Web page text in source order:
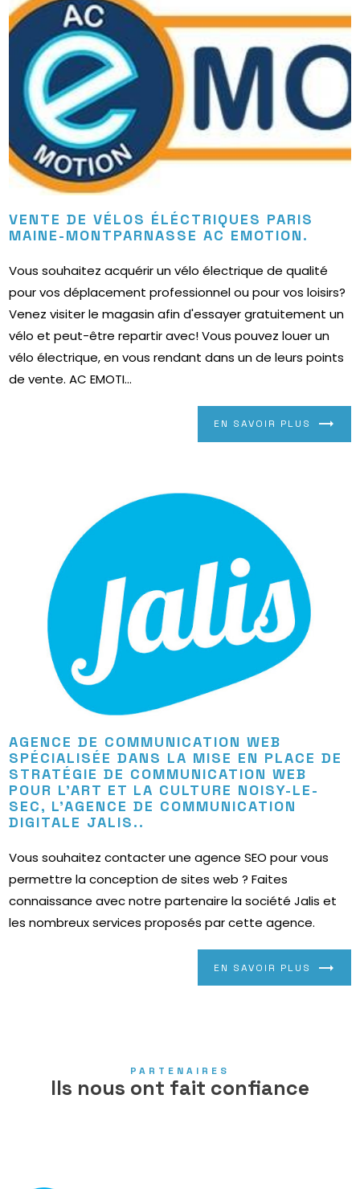
VENTE DE VÉLOS ÉLÉCTRIQUES PARIS
MAINE-MONTPARNASSE AC EMOTION.
Vous souhaitez acquérir un vélo électrique de qualité
pour vos déplacement professionnel ou pour vos loisirs?
Venez visiter le magasin afin d'essayer gratuitement un
vélo et peut-être repartir avec! Vous pouvez louer un
vélo électrique, en vous rendant dans un de leurs points
de vente. AC EMOTI...
EN SAVOIR PLUS
AGENCE DE COMMUNICATION WEB
SPÉCIALISÉE DANS LA MISE EN PLACE DE
STRATÉGIE DE COMMUNICATION WEB
POUR L'ART ET LA CULTURE NOISY-LE-
SEC, L’AGENCE DE COMMUNICATION
DIGITALE JALIS..
Vous souhaitez contacter une agence SEO pour vous
permettre la conception de sites web ? Faites
connaissance avec notre partenaire la société Jalis et
les nombreux services proposés par cette agence.
EN SAVOIR PLUS
PARTENAIRES
Ils nous ont fait confiance